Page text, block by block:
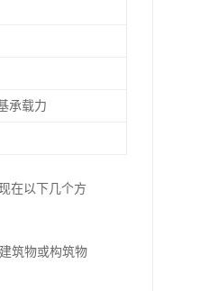
承载力
在以下几个方
筑物或构筑物